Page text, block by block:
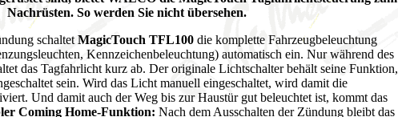
Nachrüsten. So werden Sie nicht übersehen.
schaltet MagicTouch TFL100 die komplette Fahrzeugbeleuchtung
Kennzeichenbeleuchtung) automatisch ein. Nur während des
das Tagfahrlicht kurz ab. Der originale Lichtschalter behält seine Funktion,
sein. Wird das Licht manuell eingeschaltet, wird damit die
Und damit auch der Weg bis zur Haustür gut beleuchtet ist, kommt das
Coming Home-Funktion: Nach dem Ausschalten der Zündung bleibt das